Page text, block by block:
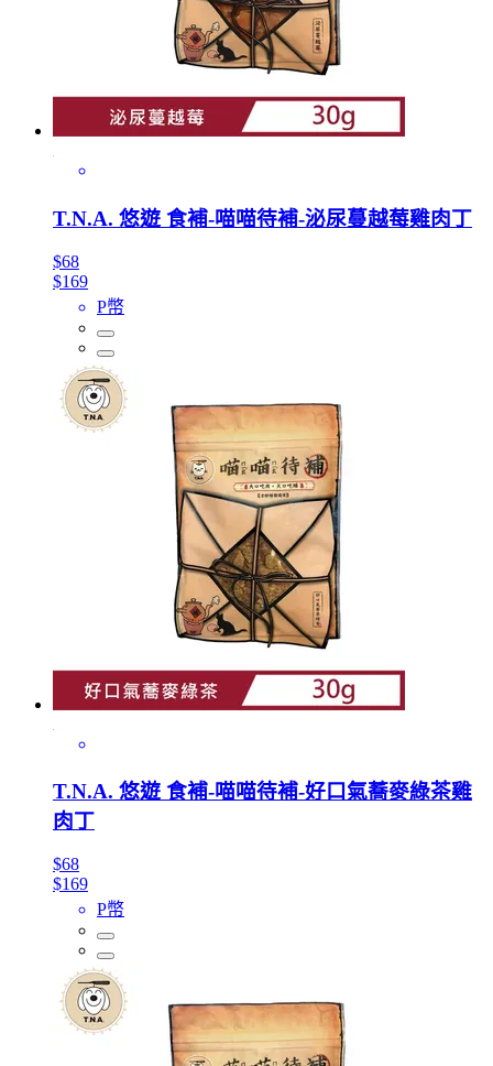
T.N.A. 悠遊 食補-喵喵待補-泌尿蔓越莓雞肉丁
$68
$169
P幣
T.N.A. 悠遊 食補-喵喵待補-好口氣蕎麥綠茶雞
肉丁
$68
$169
P幣